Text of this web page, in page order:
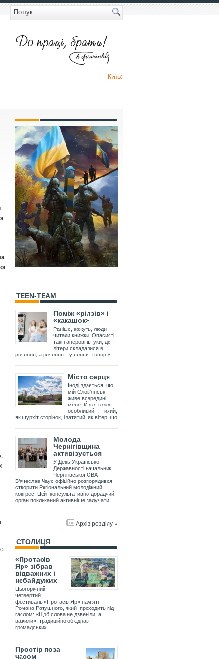
Київ:
TEEN-TEAM
Поміж «рілзів» і
«какашок»
Раніше, кажуть, люди
читали книжки. Опасисті
такі паперові штуки, де
літери складалися в
речення, а речення – у сенси. Тепер у
Місто серця
Іноді здається, що
мій Слов’янськ
живе всередині
мене. Його голос
особливий – тихий,
як шурхіт сторінок, і затятий, як вітер, що
Молода
Чернігівщина
активізується
У День Української
Державності начальник
Чернігівської ОВА
В’ячеслав Чаус офіційно розпорядився
створити Регіональний молодіжний
конгрес. Цей консультативно-дорадчий
орган покликаний активніше залучати
Архів розділу »
СТОЛИЦЯ
«Протасів
Яр» зібрав
відважних і
небайдужих
Цьогорічний
четвертий
фестиваль «Протасів Яр» пам’яті
Романа Ратушного, який проходить під
гаслом: «Щоб слова не дзвеніли, а
важили», традиційно об’єднав
громадських
Простір поза
часом